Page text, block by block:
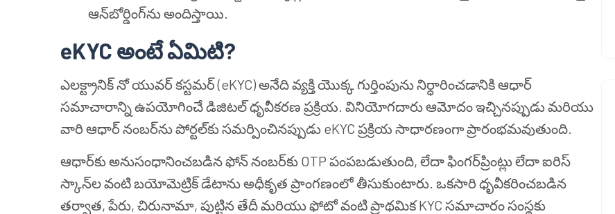
ఆన్‌బోర్డింగ్‌ను అందిస్తాయి.
eKYC అంటే ఏమిటి?
ఎలక్ట్రానిక్ నో యువర్ కస్టమర్ (eKYC) అనేది వ్యక్తి యొక్క గుర్తింపును నిర్ధారించడానికి ఆధార్
సమాచారాన్ని ఉపయోగించే డిజిటల్ ధృవీకరణ ప్రక్రియ. వినియోగదారు ఆమోదం ఇచ్చినప్పుడు మరియు
వారి ఆధార్ నంబర్‌ను పోర్టల్‌కు సమర్పించినప్పుడు eKYC ప్రక్రియ సాధారణంగా ప్రారంభమవుతుంది.
ఆధార్‌కు అనుసంధానించబడిన ఫోన్ నంబర్‌కు OTP పంపబడుతుంది, లేదా ఫింగర్‌ప్రింట్లు లేదా ఐరిస్
స్కాన్‌ల వంటి బయోమెట్రిక్ డేటాను అధీకృత ప్రాంగణంలో తీసుకుంటారు. ఒకసారి ధృవీకరించబడిన
తర్వాత, పేరు, చిరునామా, పుట్టిన తేదీ మరియు ఫోటో వంటి ప్రాథమిక KYC సమాచారం సంస్థకు